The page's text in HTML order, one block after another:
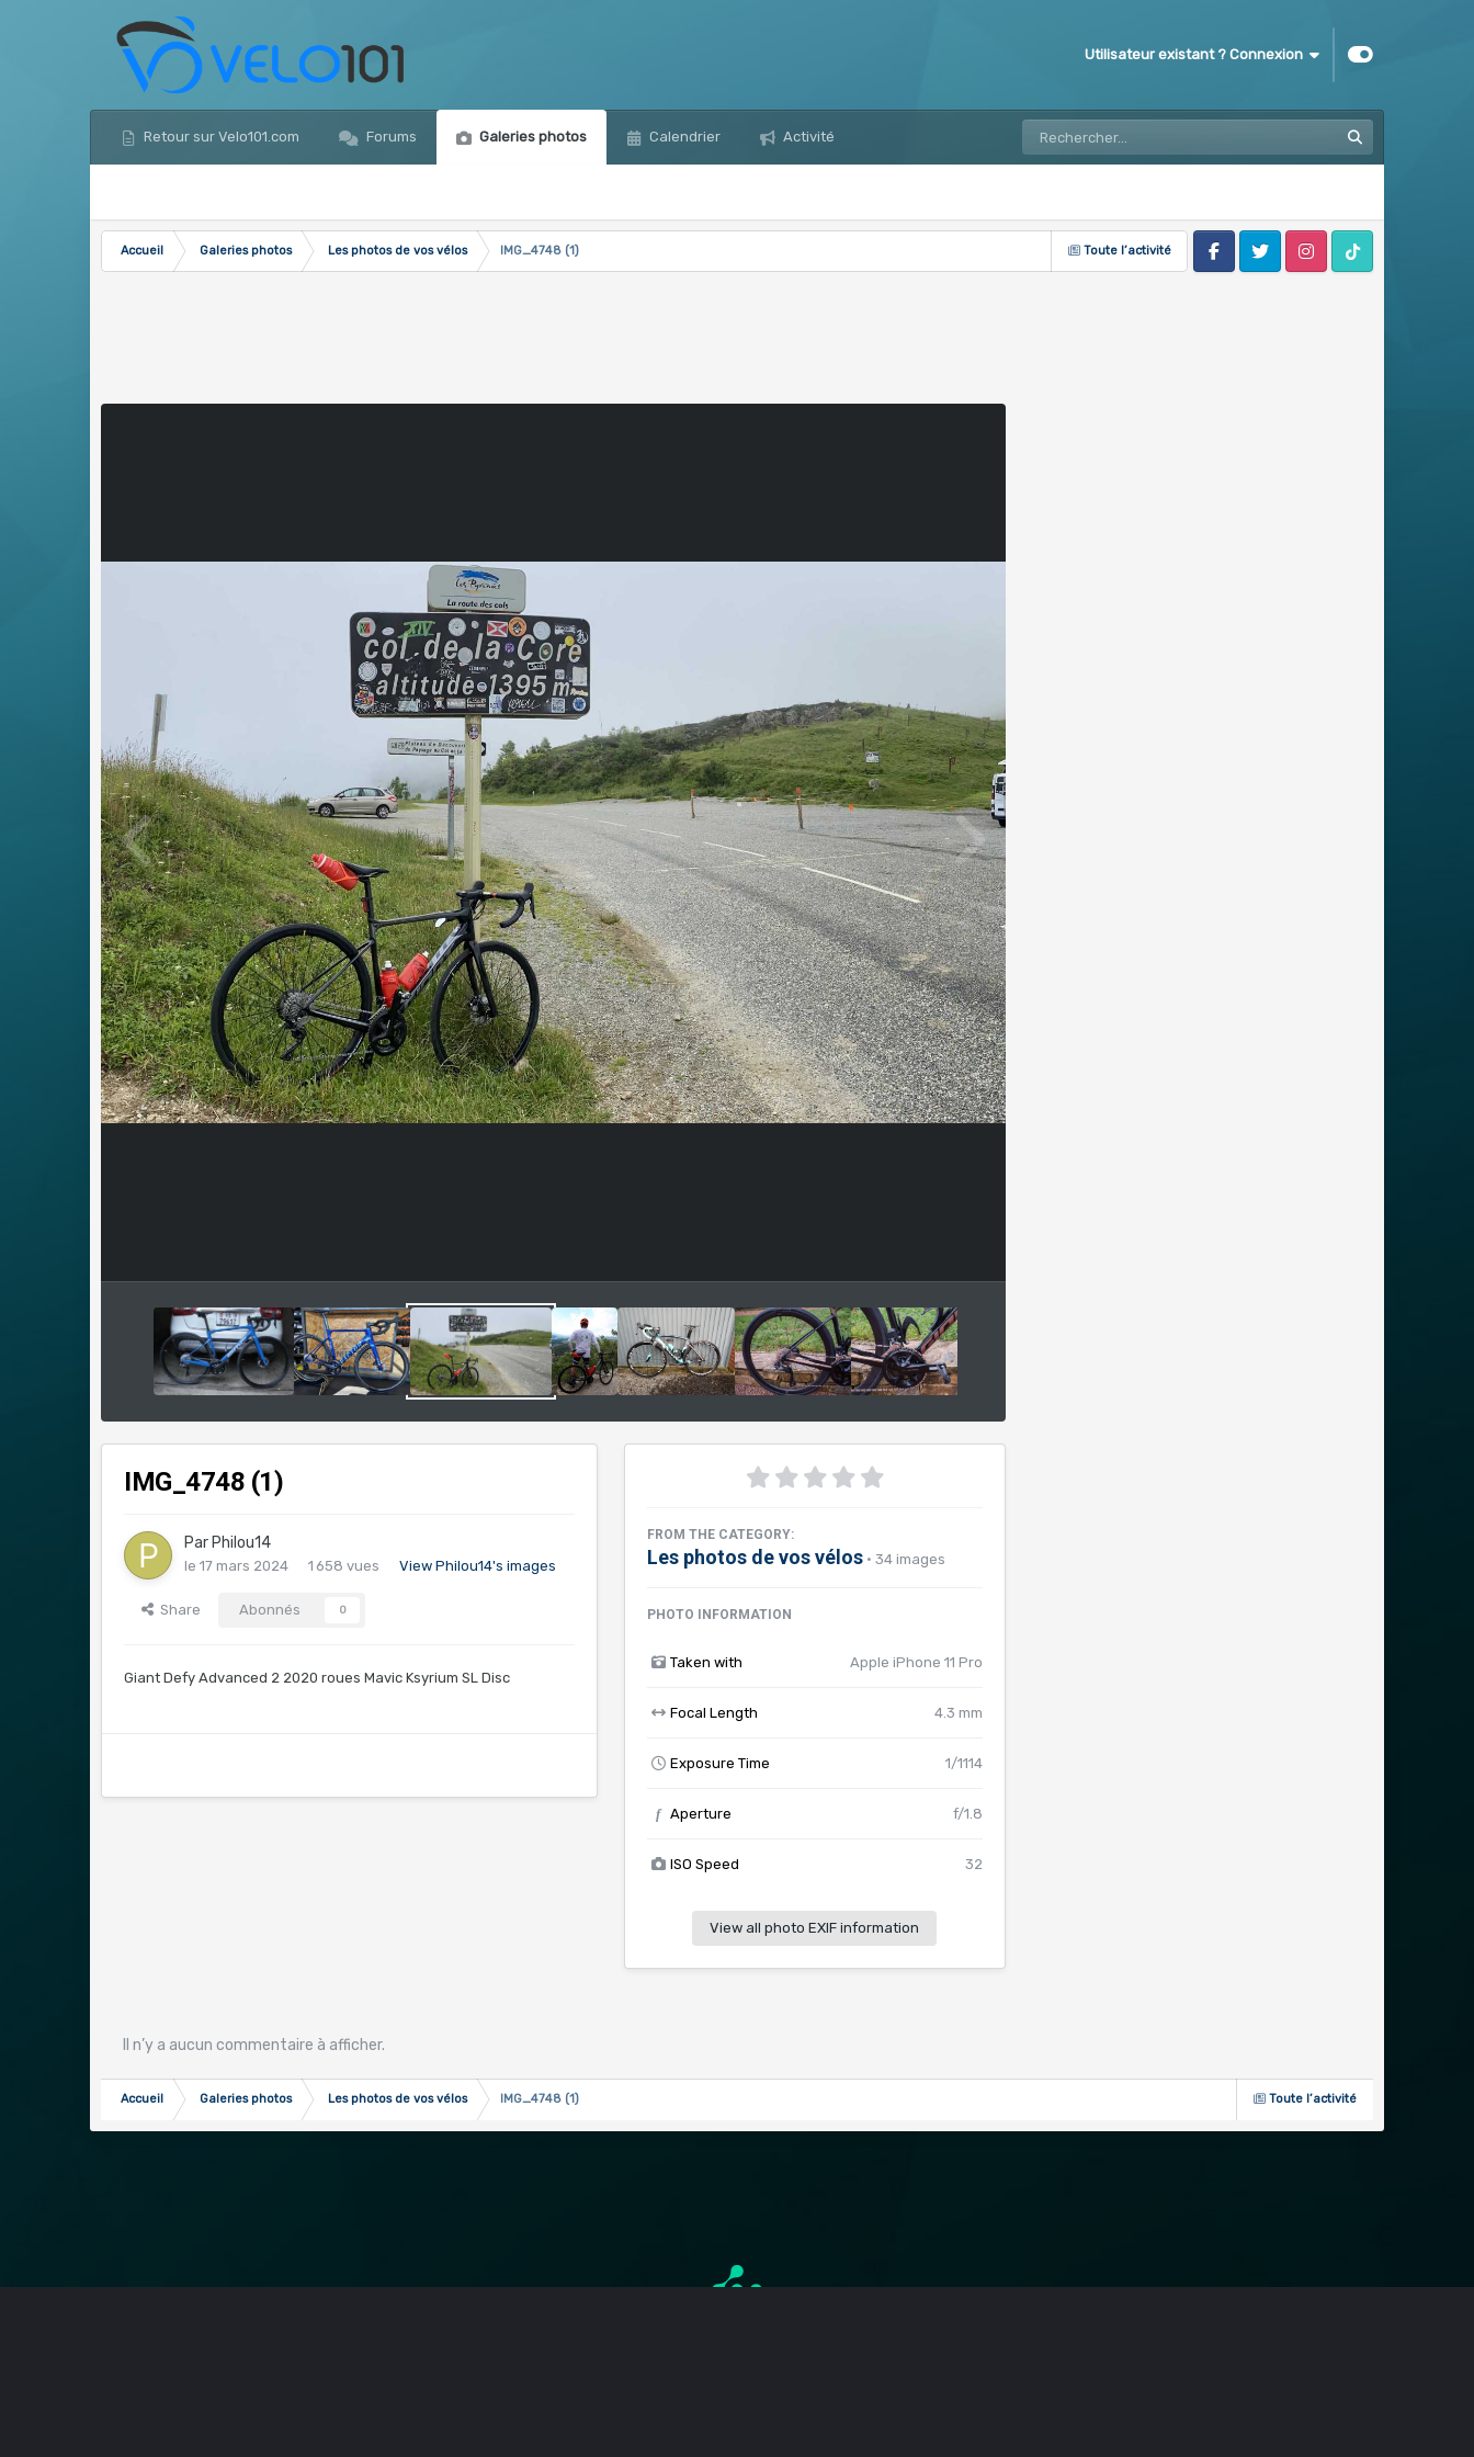
Utilisateur existant ? Connexion
Retour sur Velo101.com Forums Galeries photos Calendrier Activité
Toute l’activité
Accueil Galeries photos Les photos de vos vélos
IMG_4748 (1)
FacebookTwitter InstagramTik Tok
IMG_4748 (1)
Par Philou14
le 17 mars 2024 1 658 vues View Philou14's images
Share Abonnés 0
Giant Defy Advanced 2 2020 roues Mavic Ksyrium SL Disc
FROM THE CATEGORY:
Les photos de vos vélos · 34 images
PHOTO INFORMATION
Taken with Apple iPhone 11 Pro
Focal Length 4.3 mm
Exposure Time 1/1114
f Aperture f/1.8
ISO Speed 32
View all photo EXIF information
Il n’y a aucun commentaire à afficher.
Toute l’activité
Accueil Galeries photos Les photos de vos vélos IMG_4748 (1)